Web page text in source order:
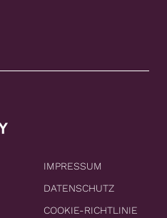
IMPRESSUM
DATENSCHUTZ
COOKIE-RICHTLINIE